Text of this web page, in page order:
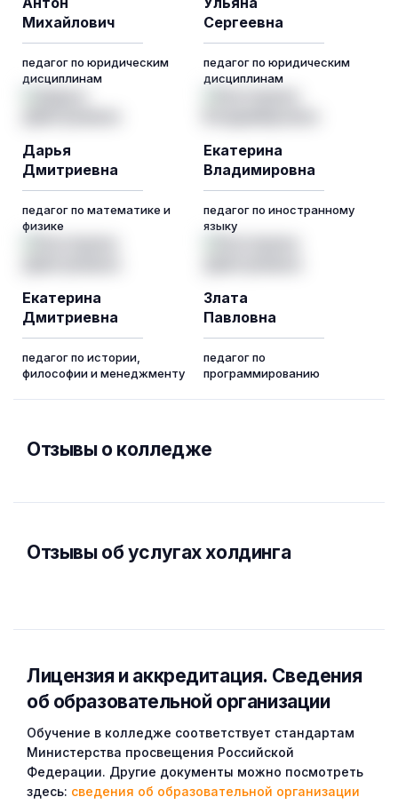
Михайлович
педагог по юридическим
дисциплинам
Сергеевна
педагог по юридическим
дисциплинам
Дарья
Дмитриевна
педагог по математике и
физике
Екатерина
Владимировна
педагог по иностранному
языку
Екатерина
Дмитриевна
педагог по истории,
философии и менеджменту
Злата
Павловна
педагог по
программированию
Отзывы о колледже
Отзывы об услугах холдинга
Лицензия и аккредитация. Cведения
об образовательной организации
Обучение в колледже соответствует стандартам
Министерства просвещения Российской
Федерации. Другие документы можно посмотреть
здесь: сведения об образовательной организации